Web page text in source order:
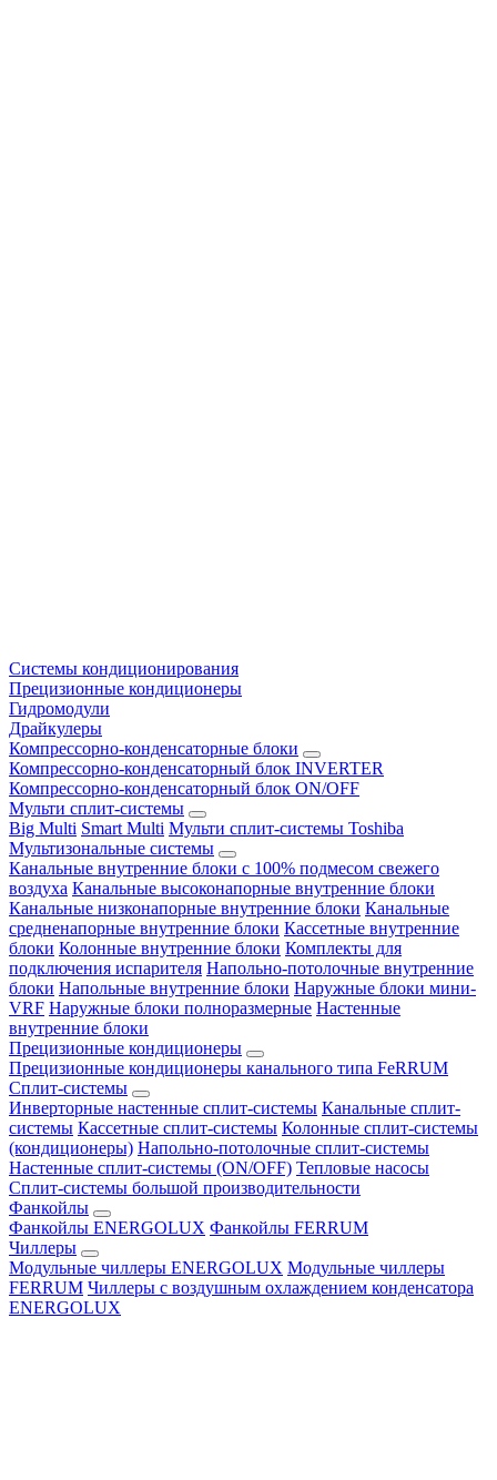
Системы кондиционирования
Прецизионные кондиционеры
Гидромодули
Драйкулеры
Компрессорно-конденсаторные блоки
Компрессорно-конденсаторный блок INVERTER
Компрессорно-конденсаторный блок ON/OFF
Мульти сплит-системы
Big Multi Smart Multi Мульти сплит-системы Toshiba
Мультизональные системы
Канальные внутренние блоки с 100% подмесом свежего
воздуха Канальные высоконапорные внутренние блоки
Канальные низконапорные внутренние блоки Канальные
средненапорные внутренние блоки Кассетные внутренние
блоки Колонные внутренние блоки Комплекты для
подключения испарителя Напольно-потолочные внутренние
блоки Напольные внутренние блоки Наружные блоки мини-
VRF Наружные блоки полноразмерные Настенные
внутренние блоки
Прецизионные кондиционеры
Прецизионные кондиционеры канального типа FeRRUM
Сплит-системы
Инверторные настенные сплит-системы Канальные сплит-
системы Кассетные сплит-системы Колонные сплит-системы
(кондиционеры) Напольно-потолочные сплит-системы
Настенные сплит-системы (ON/OFF) Тепловые насосы
Сплит-системы большой производительности
Фанкойлы
Фанкойлы ENERGOLUX Фанкойлы FERRUM
Чиллеры
Модульные чиллеры ENERGOLUX Модульные чиллеры
FERRUM Чиллеры с воздушным охлаждением конденсатора
ENERGOLUX